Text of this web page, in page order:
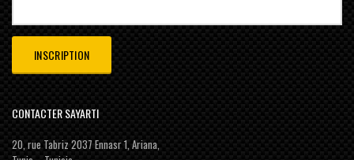
CONTACTER SAYARTI
20, rue Tabriz 2037 Ennasr 1, Ariana,